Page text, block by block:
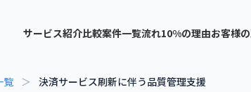
サービス紹介比較案件一覧流れ10%の理由お客様
覧 ＞ 決済サービス刷新に伴う品質管理支援